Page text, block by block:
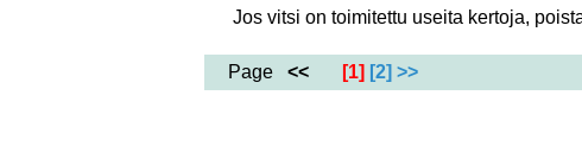
Jos vitsi on toimitettu useita kertoja,
Page << [1] [2] >>